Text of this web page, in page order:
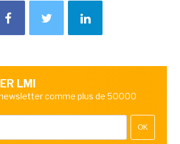
LMI
comme plus de 50000
OK